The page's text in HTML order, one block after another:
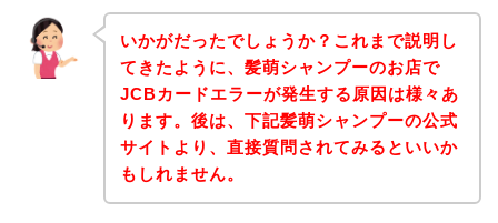
いかがだったでしょうか？これまで説明し
てきたように、髪萌シャンプーのお店で
JCBカードエラーが発生する原因は様々あ
ります。後は、下記髪萌シャンプーの公式
サイトより、直接質問されてみるといいか
もしれません。